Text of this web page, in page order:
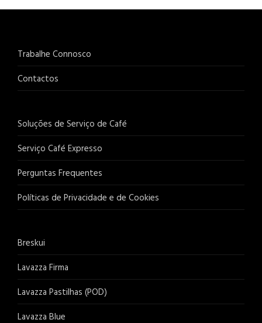
Trabalhe Connosco
Contactos
Soluções de Serviço de Café
Serviço Café Expresso
Perguntas Frequentes
Políticas de Privacidade e de Cookies
Breskui
Lavazza Firma
Lavazza Pastilhas (POD)
Lavazza Blue